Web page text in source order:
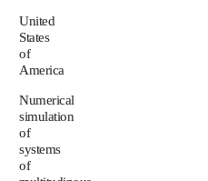
United
States
of
America
Numerical
simulation
of
systems
of